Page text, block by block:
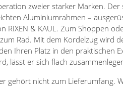
zweier starker Marken.
Aluminiumrahmen –
RIXEN & KAUL. Zum Shoppen
Rad. Mit dem Kordelzug wird
Ihren Platz in den praktischen
lässt er sich flach
gehört nicht zum Lieferumfang.